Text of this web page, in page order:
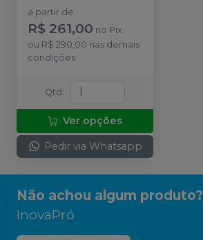
a partir de:
R$ 261,00 no Pix
ou R$ 290,00 nas demais
condições
Qtd :
Ver opções
Pedir via Whatsapp
Não achou algum produto?
InovaPró